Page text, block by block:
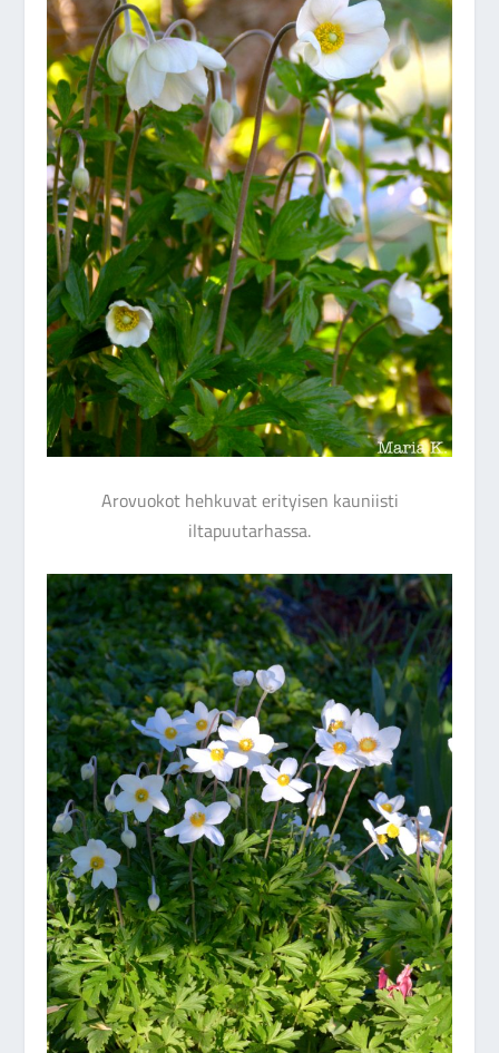
Arovuokot hehkuvat erityisen kauniisti
iltapuutarhassa.